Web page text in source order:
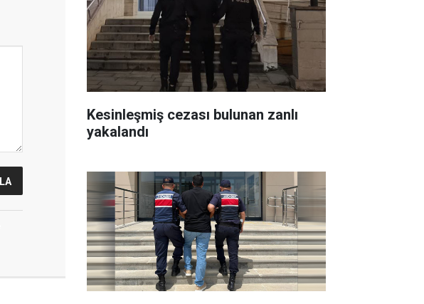
Kesinleşmiş cezası bulunan zanlı
yakalandı